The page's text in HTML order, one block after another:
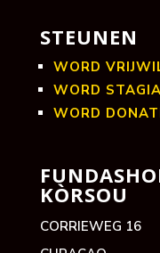
STEUNEN
WORD
WORD
WORD
KÒRSOU
CORRIEWEG 16